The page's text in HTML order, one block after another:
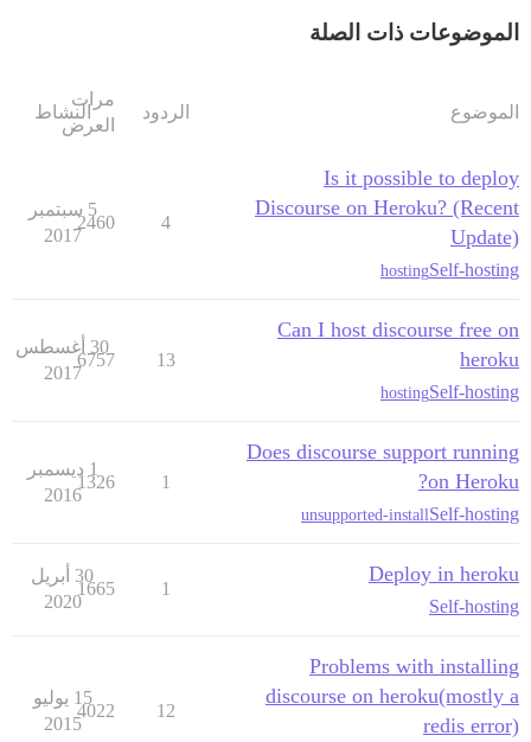
الموضوعات ذات الصلة
الموضوع الردود
مرات
العرض
النشاط
Is it possible to deploy
Discourse on Heroku? (Recent
Update)
Self-hosting
hosting
4
2460
5 سبتمبر
2017
Can I host discourse free on
heroku
Self-hosting
hosting
13
6757
30 أغسطس
2017
Does discourse support running
on Heroku?
Self-hosting
unsupported-install
1
1326
1 ديسمبر
2016
Deploy in heroku
Self-hosting
1
1665
30 أبريل
2020
Problems with installing
discourse on heroku(mostly a
redis error)
12
4022
15 يوليو
2015